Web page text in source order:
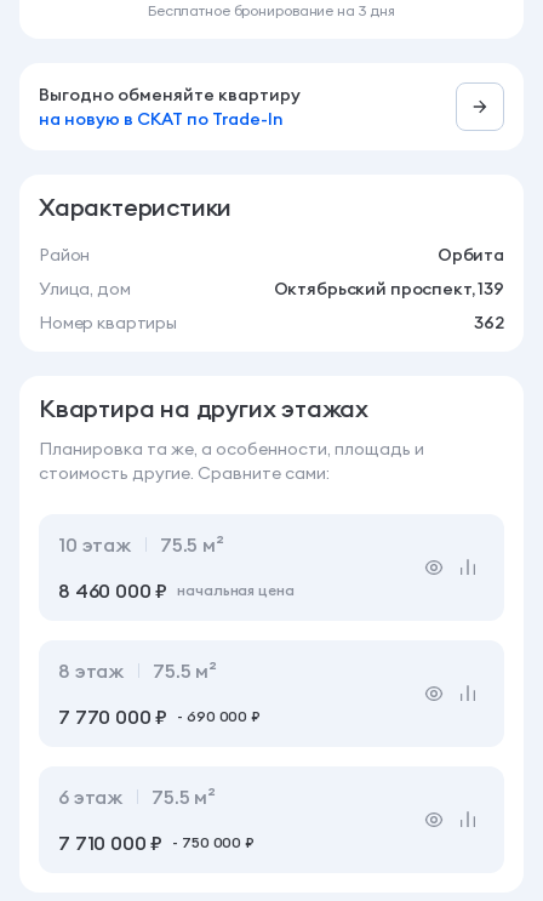
Бесплатное бронирование на 3 дня
Выгодно обменяйте квартиру
на новую в СКАТ по Trade-In
Характеристики
Район
Орбита
Улица, дом
Октябрьский проспект, 139
Номер квартиры
362
Квартира на других этажах
Планировка та же, а особенности, площадь и
стоимость другие. Сравните сами:
10 этаж
75.5 м²
8 460 000 ₽
начальная цена
8 этаж
75.5 м²
7 770 000 ₽
- 690 000 ₽
6 этаж
75.5 м²
7 710 000 ₽
- 750 000 ₽